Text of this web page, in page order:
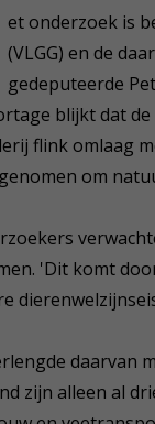
et onderzoek is
(VLGG) en de
gedeputeerde
blijkt dat
flink omlaag
om
'Dit komt
daarvan
zijn alleen al